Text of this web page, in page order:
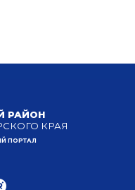
РАЙОН
КРАЯ
ПОРТАЛ